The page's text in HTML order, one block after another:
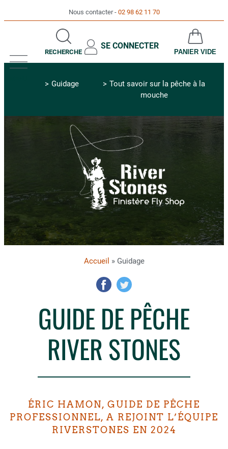
Nous contacter 02 98 62 11 70
RECHERCHE
SE CONNECTER
PANIER VIDE
Guidage
Tout savoir sur la pêche à la
mouche
Accueil » Guidage
GUIDE DE PÊCHE
RIVER STONES
ÉRIC HAMON, GUIDE DE PÊCHE
PROFESSIONNEL, A REJOINT L’ÉQUIPE
RIVERSTONES EN 2024